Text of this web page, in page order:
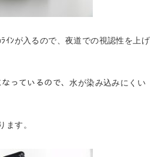
ｲﾝが入るので、夜道での視認性を上げ
っているので、水が染み込みにくい
ます。